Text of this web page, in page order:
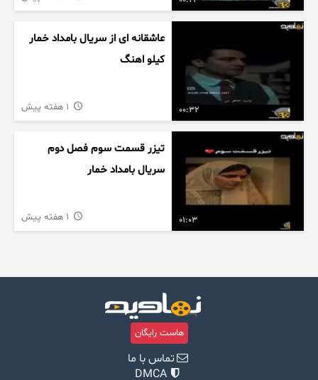
00:32
عاشقانه ای از سریال بامداد خمار
کیلو اهنگ
01:03
تیزر قسمت سوم فصل دوم
سریال بامداد خمار
هاست رایگان
تماس با ما
DMCA